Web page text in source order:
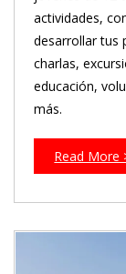
actividades,
desarrollar tus
charlas,
educación,
más.
Read More